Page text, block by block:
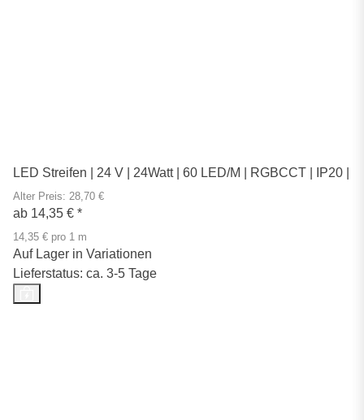
LED Streifen | 24 V | 24Watt | 60 LED/M | RGBCCT | IP20 |
Alter Preis: 28,70 €
ab 14,35 € *
14,35 € pro 1 m
Auf Lager in Variationen
Lieferstatus: ca. 3-5 Tage